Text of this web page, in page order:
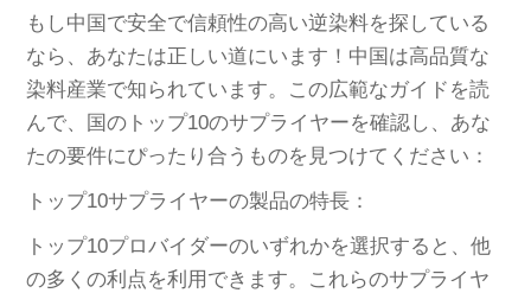
もし中国で安全で信頼性の高い逆染料を探している
なら、あなたは正しい道にいます！中国は高品質な
染料産業で知られています。この広範なガイドを読
んで、国のトップ10のサプライヤーを確認し、あな
たの要件にぴったり合うものを見つけてください：
トップ10サプライヤーの製品の特長：
トップ10プロバイダーのいずれかを選択すると、他
の多くの利点を利用できます。これらのサプライヤ